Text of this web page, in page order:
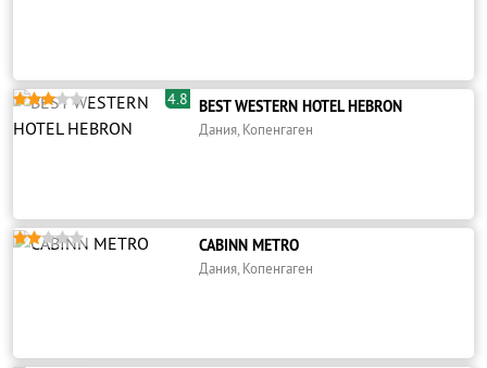
 4.8 BEST WESTERN HOTEL HEBRON
Дания, Копенгаген
 CABINN METRO
Дания, Копенгаген